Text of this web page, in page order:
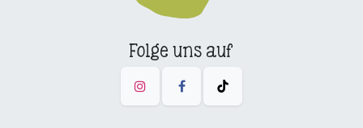
Folge uns auf